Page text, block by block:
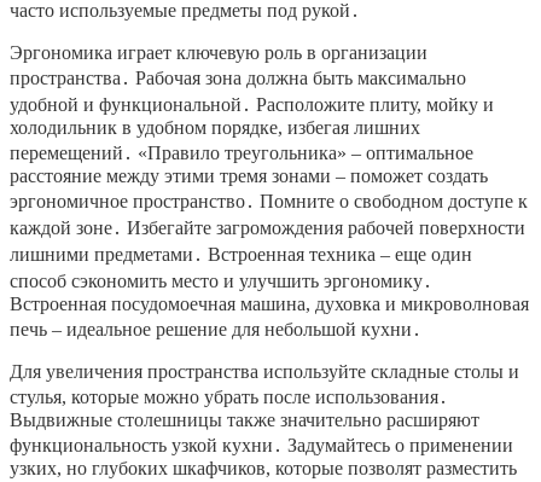
часто используемые предметы под рукой․
Эргономика играет ключевую роль в организации
пространства․ Рабочая зона должна быть максимально
удобной и функциональной․ Расположите плиту, мойку и
холодильник в удобном порядке, избегая лишних
перемещений․ «Правило треугольника» – оптимальное
расстояние между этими тремя зонами – поможет создать
эргономичное пространство․ Помните о свободном доступе к
каждой зоне․ Избегайте загромождения рабочей поверхности
лишними предметами․ Встроенная техника – еще один
способ сэкономить место и улучшить эргономику․
Встроенная посудомоечная машина, духовка и микроволновая
печь – идеальное решение для небольшой кухни․
Для увеличения пространства используйте складные столы и
стулья, которые можно убрать после использования․
Выдвижные столешницы также значительно расширяют
функциональность узкой кухни․ Задумайтесь о применении
узких, но глубоких шкафчиков, которые позволят разместить